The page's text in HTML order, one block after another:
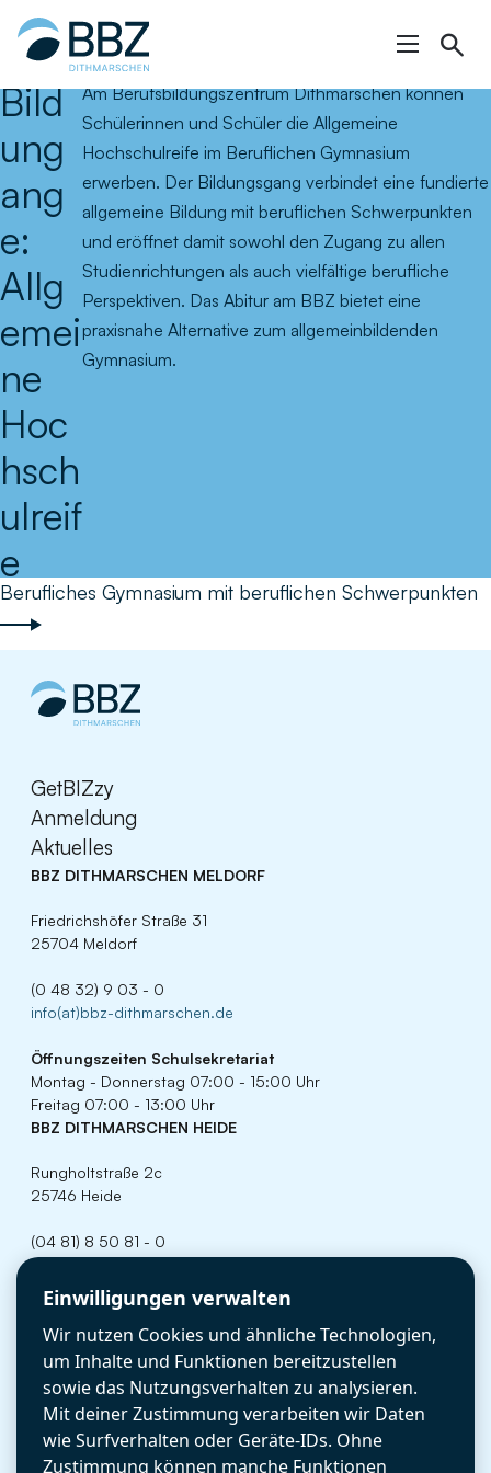
springen
Bild
ung
ang
e:
Allg
emei
ne
Hoc
hsch
ulreif
e
Am Berufsbildungszentrum Dithmarschen können
Schülerinnen und Schüler die Allgemeine
Hochschulreife im Beruflichen Gymnasium
erwerben. Der Bildungsgang verbindet eine fundierte
allgemeine Bildung mit beruflichen Schwerpunkten
und eröffnet damit sowohl den Zugang zu allen
Studienrichtungen als auch vielfältige berufliche
Perspektiven. Das Abitur am BBZ bietet eine
praxisnahe Alternative zum allgemeinbildenden
Gymnasium.
Berufliches Gymnasium mit beruflichen Schwerpunkten
GetBIZzy
Anmeldung
Aktuelles
BBZ DITHMARSCHEN MELDORF
Friedrichshöfer Straße 31
25704 Meldorf
(0 48 32) 9 03 - 0
info(at)bbz-dithmarschen.de
Öffnungszeiten Schulsekretariat
Montag - Donnerstag 07:00 - 15:00 Uhr
Freitag 07:00 - 13:00 Uhr
BBZ DITHMARSCHEN HEIDE
Rungholtstraße 2c
25746 Heide
(04 81) 8 50 81 - 0
info(at)bbz-dithmarschen.de
Öffnungszeiten Schulsekretariat
Montag - Donnerstag 07:00 - 15:00 Uhr
Freitag 07:00 - 13:00 Uhr
RECHTLICHES
Datenschutz
Impressum
Cookie-Einstellungen
Einwilligungen verwalten
Wir nutzen Cookies und ähnliche Technologien,
um Inhalte und Funktionen bereitzustellen
sowie das Nutzungsverhalten zu analysieren.
Mit deiner Zustimmung verarbeiten wir Daten
wie Surfverhalten oder Geräte-IDs. Ohne
Zustimmung können manche Funktionen